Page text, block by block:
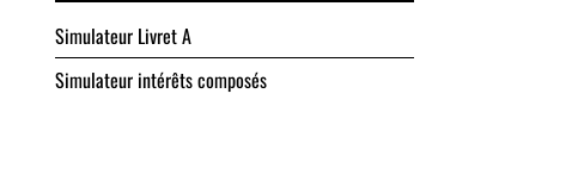
Simulateur Livret A
Simulateur intérêts composés